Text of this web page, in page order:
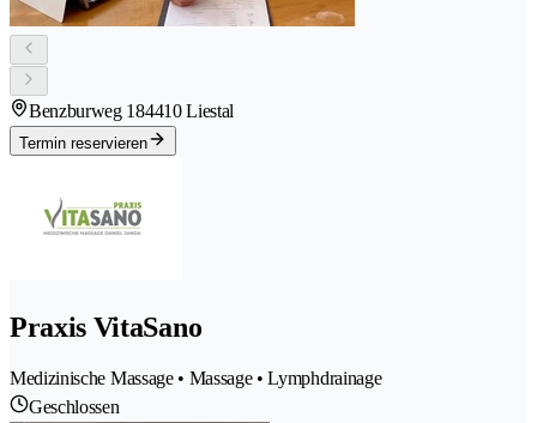
Benzburweg 184410 Liestal
Termin reservieren
Praxis VitaSano
Medizinische Massage • Massage • Lymphdrainage
Geschlossen